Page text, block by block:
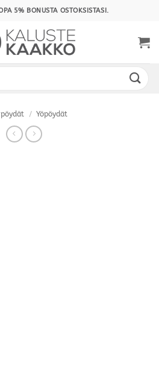
5% BONUSTA OSTOKSISTASI.
/ Yöpöydät